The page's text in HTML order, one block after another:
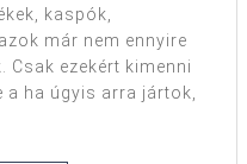
kaspók,
már nem ennyire
Csak ezekért kimenni
a ha úgyis arra jártok,